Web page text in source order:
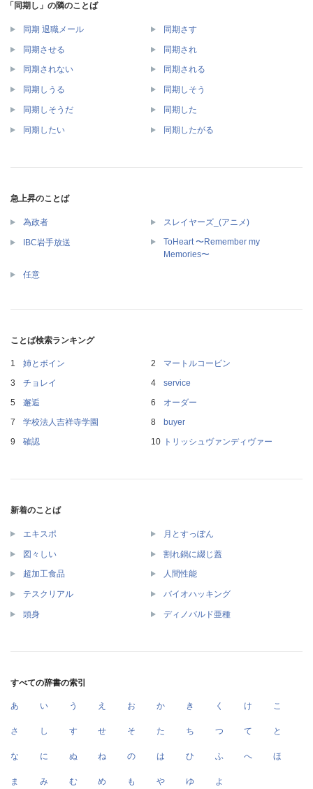
「同期し」の隣のことば
同期 退職メール 同期さす
同期させる 同期され
同期されない 同期される
同期しうる 同期しそう
同期しそうだ 同期した
同期したい 同期したがる
急上昇のことば
為政者 スレイヤーズ_(アニメ)
IBC岩手放送
ToHeart 〜Remember my
Memories〜
任意
ことば検索ランキング
姉とボイン
マートルコービン
チョレイ
service
邂逅
オーダー
学校法人吉祥寺学園
buyer
確認
トリッシュヴァンディヴァー
新着のことば
エキスポ 月とすっぽん
図々しい 割れ鍋に綴じ蓋
超加工食品 人間性能
テスクリアル バイオハッキング
頭身 ディノバルド亜種
すべての辞書の索引
あ い う え お か き く け こ
さ し す せ そ た ち つ て と
な に ぬ ね の は ひ ふ へ ほ
ま み む め も や ゆ よ